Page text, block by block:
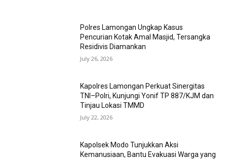
Polres Lamongan Ungkap Kasus
Pencurian Kotak Amal Masjid, Tersangka
Residivis Diamankan
July 26, 2026
Kapolres Lamongan Perkuat Sinergitas
TNI–Polri, Kunjungi Yonif TP 887/KJM dan
Tinjau Lokasi TMMD
July 22, 2026
Kapolsek Modo Tunjukkan Aksi
Kemanusiaan, Bantu Evakuasi Warga yang